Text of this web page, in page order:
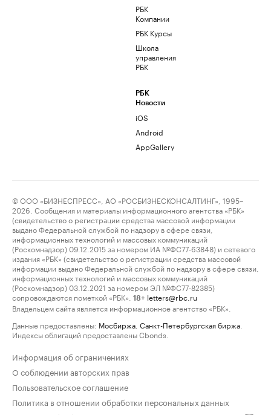
РБК
Компании
РБК Курсы
Школа
управления
РБК
РБК
Новости
iOS
Android
AppGallery
© ООО «БИЗНЕСПРЕСС», АО «РОСБИЗНЕСКОНСАЛТИНГ», 1995–
2026. Сообщения и материалы информационного агентства «РБК»
(свидетельство о регистрации средства массовой информации
выдано Федеральной службой по надзору в сфере связи,
информационных технологий и массовых коммуникаций
(Роскомнадзор) 09.12.2015 за номером ИА №ФС77-63848) и сетевого
издания «РБК» (свидетельство о регистрации средства массовой
информации выдано Федеральной службой по надзору в сфере связи,
информационных технологий и массовых коммуникаций
(Роскомнадзор) 03.12.2021 за номером ЭЛ №ФС77-82385)
сопровождаются пометкой «РБК».
18+ letters@rbc.ru
Владельцем сайта является информационное агентство «РБК».
Данные предоставлены: Мосбиржа Санкт-Петербургская биржа
Индексы облигаций предоставлены Cbonds.
Информация об ограничениях
О соблюдении авторских прав
Пользовательское соглашение
Политика в отношении обработки персональных данных